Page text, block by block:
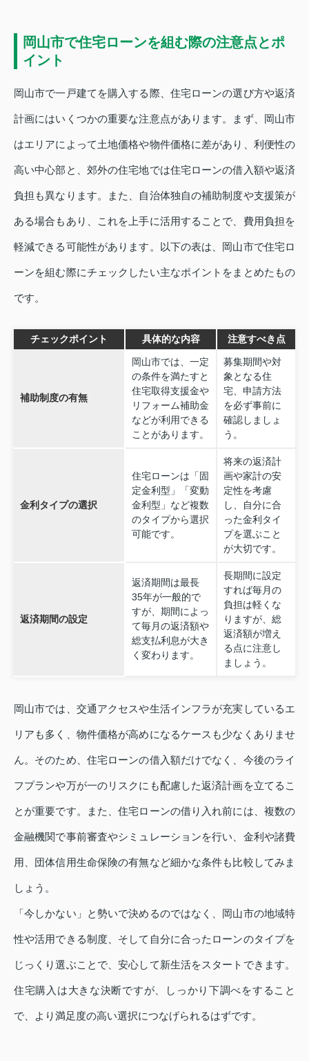
岡山市で住宅ローンを組む際の注意点とポ
イント
岡山市で一戸建てを購入する際、住宅ローンの選び方や返済
計画にはいくつかの重要な注意点があります。まず、岡山市
はエリアによって土地価格や物件価格に差があり、利便性の
高い中心部と、郊外の住宅地では住宅ローンの借入額や返済
負担も異なります。また、自治体独自の補助制度や支援策が
ある場合もあり、これを上手に活用することで、費用負担を
軽減できる可能性があります。以下の表は、岡山市で住宅ロ
ーンを組む際にチェックしたい主なポイントをまとめたもの
です。
チェックポイント 具体的な内容 注意すべき点
補助制度の有無
岡山市では、一定
の条件を満たすと
住宅取得支援金や
リフォーム補助金
などが利用できる
ことがあります。
募集期間や対
象となる住
宅、申請方法
を必ず事前に
確認しましょ
う。
金利タイプの選択
住宅ローンは「固
定金利型」「変動
金利型」など複数
のタイプから選択
可能です。
将来の返済計
画や家計の安
定性を考慮
し、自分に合
った金利タイ
プを選ぶこと
が大切です。
返済期間の設定
返済期間は最長
35年が一般的で
すが、期間によっ
て毎月の返済額や
総支払利息が大き
く変わります。
長期間に設定
すれば毎月の
負担は軽くな
りますが、総
返済額が増え
る点に注意し
ましょう。
岡山市では、交通アクセスや生活インフラが充実しているエ
リアも多く、物件価格が高めになるケースも少なくありませ
ん。そのため、住宅ローンの借入額だけでなく、今後のライ
フプランや万が一のリスクにも配慮した返済計画を立てるこ
とが重要です。また、住宅ローンの借り入れ前には、複数の
金融機関で事前審査やシミュレーションを行い、金利や諸費
用、団体信用生命保険の有無など細かな条件も比較してみま
しょう。
「今しかない」と勢いで決めるのではなく、岡山市の地域特
性や活用できる制度、そして自分に合ったローンのタイプを
じっくり選ぶことで、安心して新生活をスタートできます。
住宅購入は大きな決断ですが、しっかり下調べをすること
で、より満足度の高い選択につなげられるはずです。